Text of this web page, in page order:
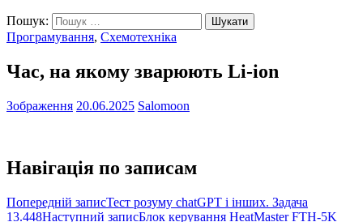
Пошук:
Програмування, Схемотехніка
Час, на якому зварюють Li-ion
Зображення 20.06.2025 Salomoon
Навігація по записам
Попередній записТест розуму chatGPT і інших. Задача
13.448Наступний записБлок керування HeatMaster FTH-5K